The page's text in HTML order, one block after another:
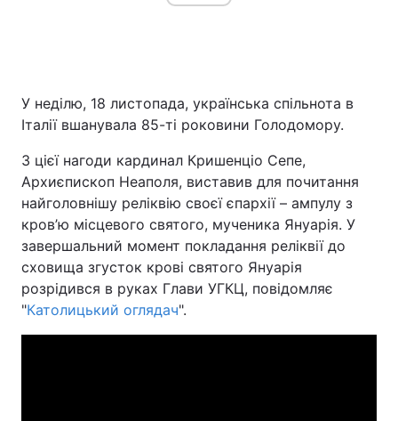
У неділю, 18 листопада, українська спільнота в
Італії вшанувала 85-ті роковини Голодомору.
З цієї нагоди кардинал Кришенціо Сепе,
Архиєпископ Неаполя, виставив для почитання
найголовнішу реліквію своєї єпархії – ампулу з
кров’ю місцевого святого, мученика Януарія. У
завершальний момент покладання реліквії до
сховища згусток крові святого Януарія
розрідився в руках Глави УГКЦ, повідомляє
"Католицький оглядач".